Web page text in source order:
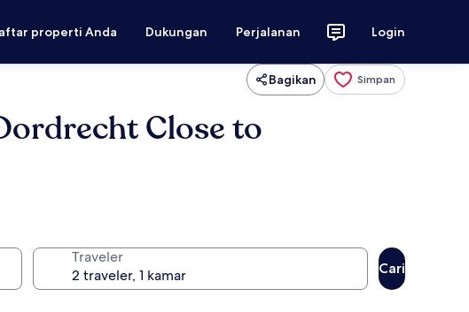
properti Anda Dukungan Perjalanan Login
Bagikan Simpan
Close to
Traveler
Cari